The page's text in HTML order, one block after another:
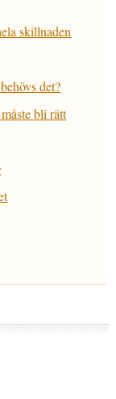
skillnaden
det?
bli rätt